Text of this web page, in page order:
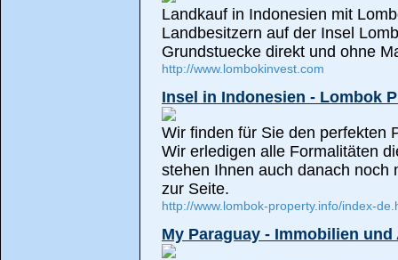
Landkauf in Indonesien mit
Landbesitzern auf der Insel
Grundstuecke direkt und ohne
http://www.lombokinvest.com
Insel in Indonesien - Lombok
Wir finden für Sie den perfekten
Wir erledigen alle Formalitäten
stehen Ihnen auch danach noch
zur Seite.
http://www.lombok-property.info/index-
My Paraguay - Immobilien